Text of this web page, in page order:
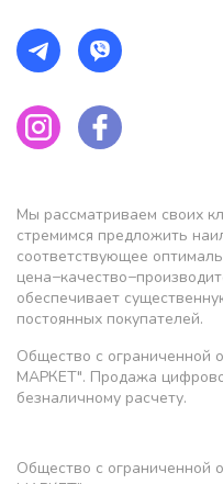
Мы рассматриваем своих
стремимся предложить
соответствующее
обеспечивает
постоянных покупателей.
Общество с ограниченной
МАРКЕТ". Продажа
безналичному расчету.
Общество с ограниченной